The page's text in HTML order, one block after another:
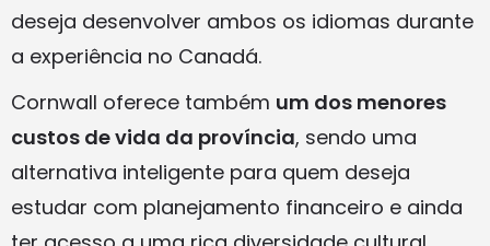
deseja desenvolver ambos os idiomas durante
a experiência no Canadá.
Cornwall oferece também um dos menores
custos de vida da província, sendo uma
alternativa inteligente para quem deseja
estudar com planejamento financeiro e ainda